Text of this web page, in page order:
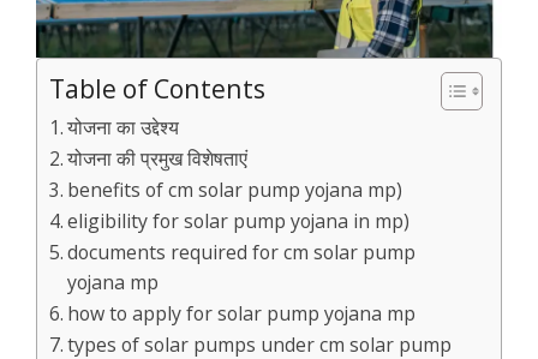
Table of Contents
योजना का उद्देश्य
योजना की प्रमुख विशेषताएं
benefits of cm solar pump yojana mp)
eligibility for solar pump yojana in mp)
documents required for cm solar pump
yojana mp
how to apply for solar pump yojana mp
types of solar pumps under cm solar pump